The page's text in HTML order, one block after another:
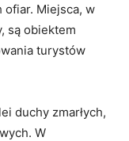
Miejsca, w
są obiektem
turystów
duchy zmarłych,
W